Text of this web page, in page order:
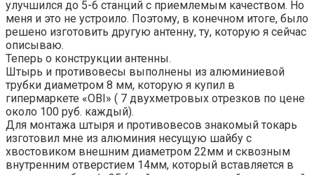
улучшился до 5-6 станций с приемлемым качеством. Но
меня и это не устроило. Поэтому, в конечном итоге, было
решено изготовить другую антенну, ту, которую я сейчас
описываю.
Теперь о конструкции антенны.
Штырь и противовесы выполнены из алюминиевой
трубки диаметром 8 мм, которую я купил в
гипермаркете «OBI» ( 7 двухметровых отрезков по цене
около 100 руб. каждый).
Для монтажа штыря и противовесов знакомый токарь
изготовил мне из алюминия несущую шайбу с
хвостовиком внешним диаметром 22мм и сквозным
внутренним отверстием 14мм, который вставляется в